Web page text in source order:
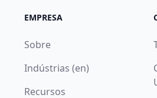
EMPRESA
Sobre
Indústrias (en)
Recursos